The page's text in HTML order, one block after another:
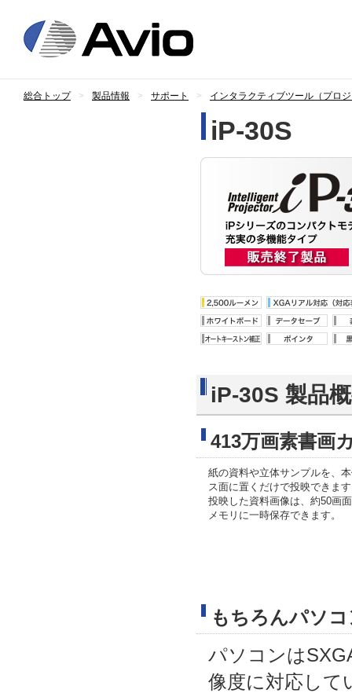
総合トップ 製品情報 サポート インタラクティブツール（プロ
iP-30S
iP-30S 製品
413万画素書画
紙の資料や立体サンプルを、
ス面に置くだけで投映できま
投映した資料画像は、約50画
メモリに一時保存できます。
もちろんパソ
パソコンは
像度に対応して